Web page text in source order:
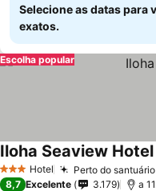
Selecione as datas para
exatos.
Escolha popular
3 EstrelasHotel Perto do
Iloha Seaview Hotel
8,7 Excelente 3.179 a